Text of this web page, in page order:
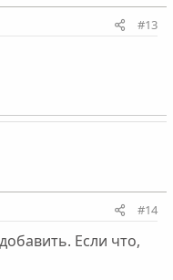
#13
#14
Если что,